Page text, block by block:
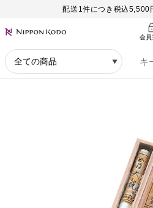
配送1件につき税込5,500
会員